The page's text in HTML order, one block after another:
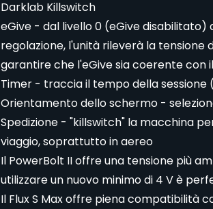
Darklab Killswitch
eGive - dal livello 0 (eGive disabilitato)
regolazione, l'unità rileverà la
garantire che l'eGive sia coerente con
Timer - traccia il tempo della
Orientamento dello schermo -
Spedizione - "killswitch" la macchina
viaggio, soprattutto in aereo
Il PowerBolt II offre una tensione più
utilizzare un nuovo minimo di 4 V è
Il Flux S Max offre piena compatibilità